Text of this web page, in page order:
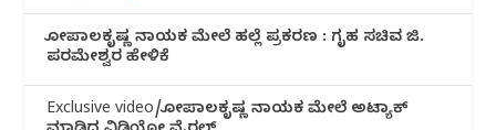
ಗೋಪಾಲಕೃಷ್ಣ ನಾಯಕ ಮೇಲೆ ಹಲ್ಲೆ ಪ್ರಕರಣ : ಗೃಹ ಸಚಿವ ಜಿ.
ಪರಮೇಶ್ವರ ಹೇಳಿಕೆ
Exclusive video/ಗೋಪಾಲಕೃಷ್ಣ ನಾಯಕ ಮೇಲೆ ಅಟ್ಯಾಕ್